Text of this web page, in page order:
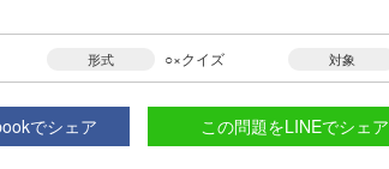
形式 ○×クイズ 対象
でシェア この問題をLINEでシェア